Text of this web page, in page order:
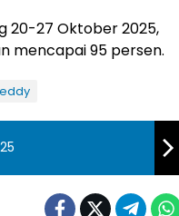
20-27 Oktober 2025,
mencapai 95 persen.